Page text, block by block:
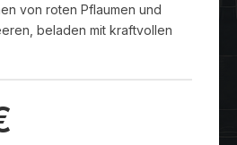
von roten Pflaumen und
beladen mit kraftvollen